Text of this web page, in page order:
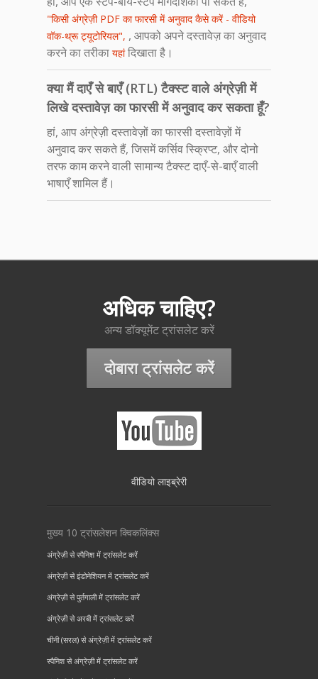
"किसी अंग्रेज़ी PDF का फारसी में अनुवाद कैसे करें - वीडियो
वॉक-थ्रू ट्यूटोरियल", , आपको अपने दस्तावेज़ का अनुवाद
करने का तरीका यहांदिखाता है।
क्या मैं दाएँ से बाएँ (RTL) टैक्स्ट वाले अंग्रेज़ी में
लिखे दस्तावेज़ का फारसी में अनुवाद कर सकता हूँ?
हां, आप अंग्रेज़ी दस्तावेज़ों का फारसी दस्तावेज़ों में
अनुवाद कर सकते हैं, जिसमें कर्सिव स्क्रिप्ट, और दोनो
तरफ काम करने वाली सामान्य टैक्स्ट दाएँ-से-बाएँ वाली
भाषाएँ शामिल हैं।
अधिक चाहिए?
अन्य डॉक्यूमेंट ट्रांसलेट करें
दोबारा ट्रांसलेट करें
वीडियो लाइब्रेरी
मुख्य 10 ट्रांसलेशन क्विकलिंक्स
अंग्रेज़ी से स्पैनिश में ट्रांसलेट करें
अंग्रेज़ी से इंडोनेशियन में ट्रांसलेट करें
अंग्रेज़ी से पुर्तगाली में ट्रांसलेट करें
अंग्रेज़ी से अरबी में ट्रांसलेट करें
चीनी (सरल) से अंग्रेज़ी में ट्रांसलेट करें
स्पैनिश से अंग्रेज़ी में ट्रांसलेट करें